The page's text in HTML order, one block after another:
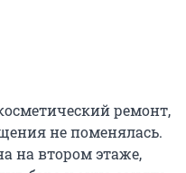
ремонт,
не поменялась.
на втором этаже,